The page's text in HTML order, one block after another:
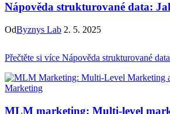
Nápověda strukturované data:
OdByznys Lab 2. 5. 2025
Přečtěte si více Nápověda strukturované
Marketing
MLM marketing: Multi-level